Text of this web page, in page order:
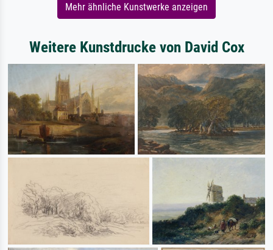
Mehr ähnliche Kunstwerke anzeigen
Weitere Kunstdrucke von David Cox